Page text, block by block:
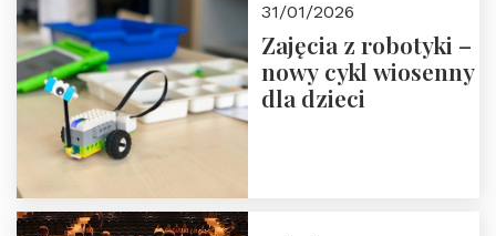
31/01/2026
Zajęcia z robotyki –
nowy cykl wiosenny
dla dzieci